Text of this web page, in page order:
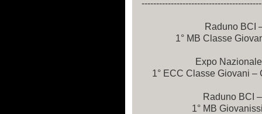
Raduno BCI
1° MB Classe
Expo
1° ECC Classe Giovani –
Raduno BCI
1° MB